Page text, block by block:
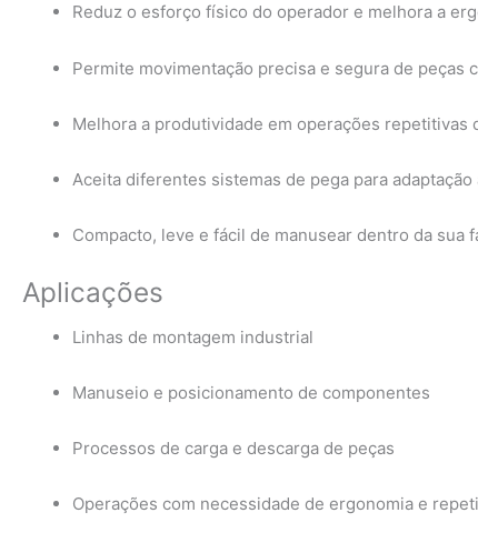
Reduz o esforço físico do operador e melhora a
Permite movimentação precisa e segura de peças
Melhora a produtividade em operações repetitivas
Aceita diferentes sistemas de pega para
Compacto, leve e fácil de manusear dentro da sua
Aplicações
Linhas de montagem industrial
Manuseio e posicionamento de componentes
Processos de carga e descarga de peças
Operações com necessidade de ergonomia e